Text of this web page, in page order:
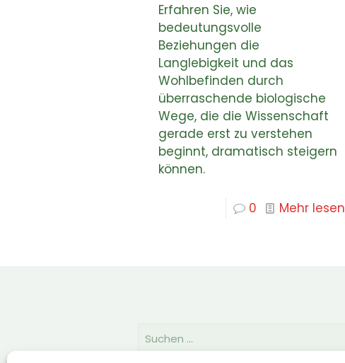
Erfahren Sie, wie
bedeutungsvolle
Beziehungen die
Langlebigkeit und das
Wohlbefinden durch
überraschende biologische
Wege, die die Wissenschaft
gerade erst zu verstehen
beginnt, dramatisch steigern
können.
0 Mehr lesen